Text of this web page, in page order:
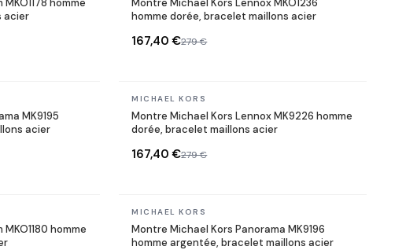
homme
acier
Montre Michael Kors Lennox MKO1236
homme dorée, bracelet maillons acier
167,40 €279 €
MK9195
acier
En stock
MICHAEL KORS
Montre Michael Kors Lennox MK9226 homme
dorée, bracelet maillons acier
167,40 €279 €
homme
En stock
MICHAEL KORS
Montre Michael Kors Panorama MK9196
homme argentée, bracelet maillons acier